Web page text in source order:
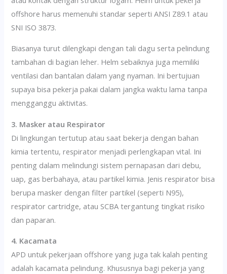
offshore harus memenuhi standar seperti ANSI Z89.1 atau
SNI ISO 3873.
Biasanya turut dilengkapi dengan tali dagu serta pelindung
tambahan di bagian leher. Helm sebaiknya juga memiliki
ventilasi dan bantalan dalam yang nyaman. Ini bertujuan
supaya bisa pekerja pakai dalam jangka waktu lama tanpa
mengganggu aktivitas.
3. Masker atau Respirator
Di lingkungan tertutup atau saat bekerja dengan bahan
kimia tertentu, respirator menjadi perlengkapan vital. Ini
penting dalam melindungi sistem pernapasan dari debu,
uap, gas berbahaya, atau partikel kimia. Jenis respirator bisa
berupa masker dengan filter partikel (seperti N95),
respirator cartridge, atau SCBA tergantung tingkat risiko
dan paparan.
4. Kacamata
APD untuk pekerjaan offshore yang juga tak kalah penting
adalah kacamata pelindung. Khususnya bagi pekerja yang